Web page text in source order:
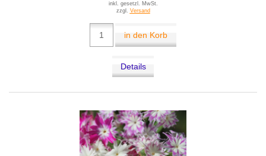
inkl. gesetzl. MwSt.
zzgl. Versand
in den Korb
Details